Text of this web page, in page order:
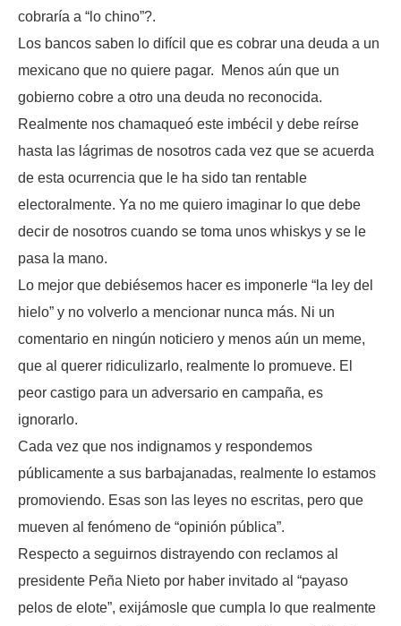
cobraría a “lo chino”?.
Los bancos saben lo difícil que es cobrar una deuda a un
mexicano que no quiere pagar. Menos aún que un
gobierno cobre a otro una deuda no reconocida.
Realmente nos chamaqueó este imbécil y debe reírse
hasta las lágrimas de nosotros cada vez que se acuerda
de esta ocurrencia que le ha sido tan rentable
electoralmente. Ya no me quiero imaginar lo que debe
decir de nosotros cuando se toma unos whiskys y se le
pasa la mano.
Lo mejor que debiésemos hacer es imponerle “la ley del
hielo” y no volverlo a mencionar nunca más. Ni un
comentario en ningún noticiero y menos aún un meme,
que al querer ridiculizarlo, realmente lo promueve. El
peor castigo para un adversario en campaña, es
ignorarlo.
Cada vez que nos indignamos y respondemos
públicamente a sus barbajanadas, realmente lo estamos
promoviendo. Esas son las leyes no escritas, pero que
mueven al fenómeno de “opinión pública”.
Respecto a seguirnos distrayendo con reclamos al
presidente Peña Nieto por haber invitado al “payaso
pelos de elote”, exijámosle que cumpla lo que realmente